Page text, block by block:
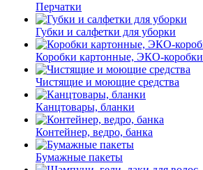
Перчатки
Губки и салфетки для уборки
Коробки картонные, ЭКО-коробки
Чистящие и моющие средства
Канцтовары, бланки
Контейнер, ведро, банка
Бумажные пакеты